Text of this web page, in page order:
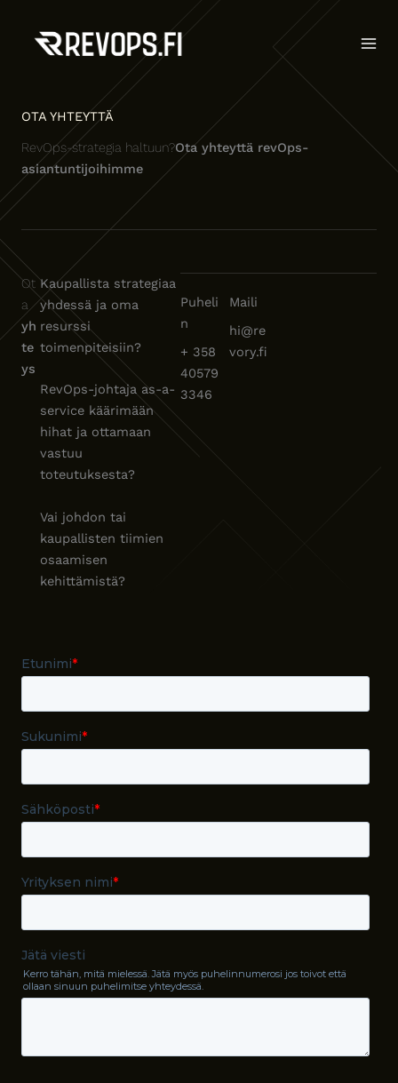
sisältöön
OTA YHTEYTTÄ
RevOps-strategia haltuun?Ota yhteyttä revOps-
asiantuntijoihimme
Ot
a
yh
te
ys
Kaupallista strategiaa
yhdessä ja oma
resurssi
toimenpiteisiin?
RevOps-johtaja as-a-
service käärimään
hihat ja ottamaan
vastuu
toteutuksesta?
Vai johdon tai
kaupallisten tiimien
osaamisen
kehittämistä?
Puheli
n
+ 358
40579
3346
Maili
hi@re
vory.fi